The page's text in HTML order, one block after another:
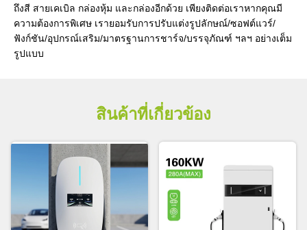
ถึงสี สายเคเบิล กล่องหุ้ม และกล่องอีกด้วย เพียงติดต่อเราหากคุณมี
ความต้องการพิเศษ เรายอมรับการปรับแต่งรูปลักษณ์/ซอฟต์แวร์/
ฟังก์ชัน/อุปกรณ์เสริม/มาตรฐานการชาร์จ/บรรจุภัณฑ์ ฯลฯ อย่างเต็ม
รูปแบบ
สินค้าที่เกี่ยวข้อง